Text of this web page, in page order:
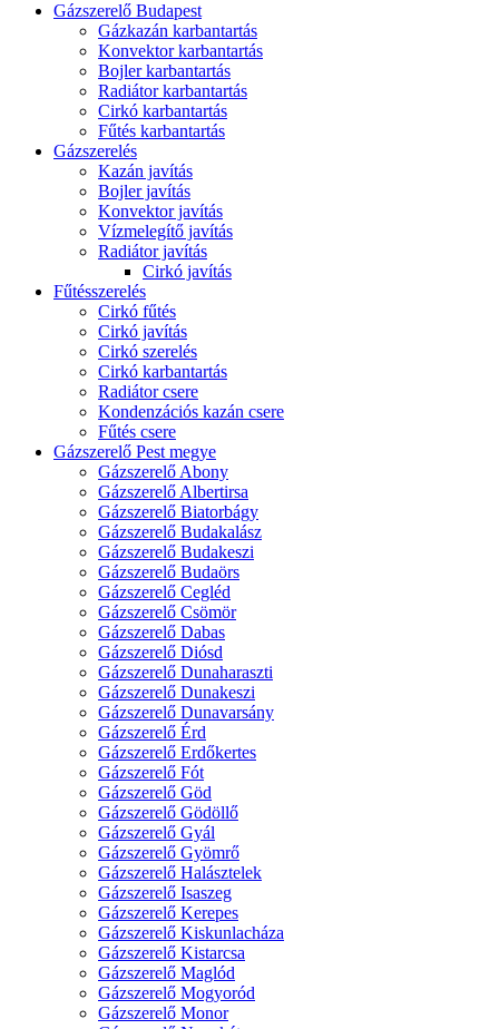
Gázszerelő Budapest
Gázkazán karbantartás
Konvektor karbantartás
Bojler karbantartás
Radiátor karbantartás
Cirkó karbantartás
Fűtés karbantartás
Gázszerelés
Kazán javítás
Bojler javítás
Konvektor javítás
Vízmelegítő javítás
Radiátor javítás
Cirkó javítás
Fűtésszerelés
Cirkó fűtés
Cirkó javítás
Cirkó szerelés
Cirkó karbantartás
Radiátor csere
Kondenzációs kazán csere
Fűtés csere
Gázszerelő Pest megye
Gázszerelő Abony
Gázszerelő Albertirsa
Gázszerelő Biatorbágy
Gázszerelő Budakalász
Gázszerelő Budakeszi
Gázszerelő Budaörs
Gázszerelő Cegléd
Gázszerelő Csömör
Gázszerelő Dabas
Gázszerelő Diósd
Gázszerelő Dunaharaszti
Gázszerelő Dunakeszi
Gázszerelő Dunavarsány
Gázszerelő Érd
Gázszerelő Erdőkertes
Gázszerelő Fót
Gázszerelő Göd
Gázszerelő Gödöllő
Gázszerelő Gyál
Gázszerelő Gyömrő
Gázszerelő Halásztelek
Gázszerelő Isaszeg
Gázszerelő Kerepes
Gázszerelő Kiskunlacháza
Gázszerelő Kistarcsa
Gázszerelő Maglód
Gázszerelő Mogyoród
Gázszerelő Monor